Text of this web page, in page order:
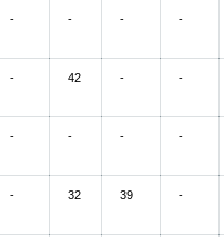
- - - -
- 42 - -
- - - -
- 32 39 -